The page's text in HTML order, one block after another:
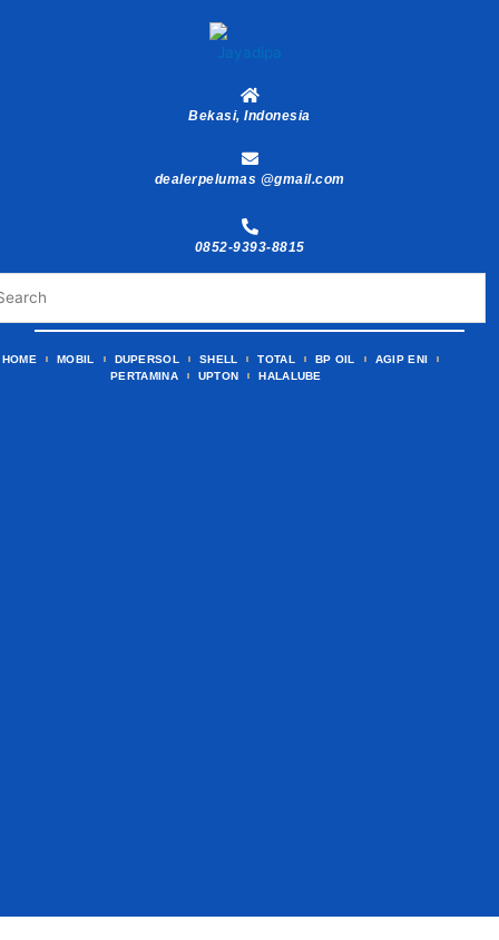
Bekasi, Indonesia
dealerpelumas @gmail.com
0852-9393-8815
HOME MOBIL DUPERSOL SHELL TOTAL BP OIL
AGIP ENI
PERTAMINA
UPTON HALALUBE